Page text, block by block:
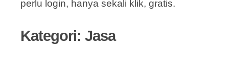
perlu login, hanya sekali klik, gratis.
Kategori: Jasa